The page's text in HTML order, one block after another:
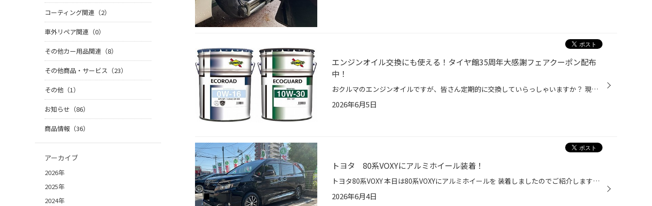
エンジンオイル交換にも使える！タイヤ館35周年大感謝フェアクーポン配布
中！
おクルマのエンジンオイルですが、皆さん定期的に交換していらっしゃいますか？ 現在、コクピット・タイヤ館では6/21(日)まで、タイヤ館35周年の大感謝キャンペーンを開催中です。 期間中にエンジンオイルなどのメンテナンス商品が10％OFFになるクーポンやウォッシャー液の 無料補充チケットなど、...
2026年6月5日
トヨタ 80系VOXYにアルミホイール装着！
トヨタ80系VOXY 本日は80系VOXYにアルミホイールを 装着しましたのでご紹介します！ メ-カ-:ブリヂストン 種類:バルミナK10 特徴は10本スポ-クとなってお ブラックポリッシュならではの力強いデザインと なっております！ すみません、、、純正状態の写真を撮り忘れておりました、、、、 足元が一気...
2026年6月4日
コーティング関連（2）
車外リペア関連（0）
その他カー用品関連（8）
その他商品・サービス（23）
その他（1）
お知らせ（86）
商品情報（36）
アーカイブ
2026年
2025年
2024年